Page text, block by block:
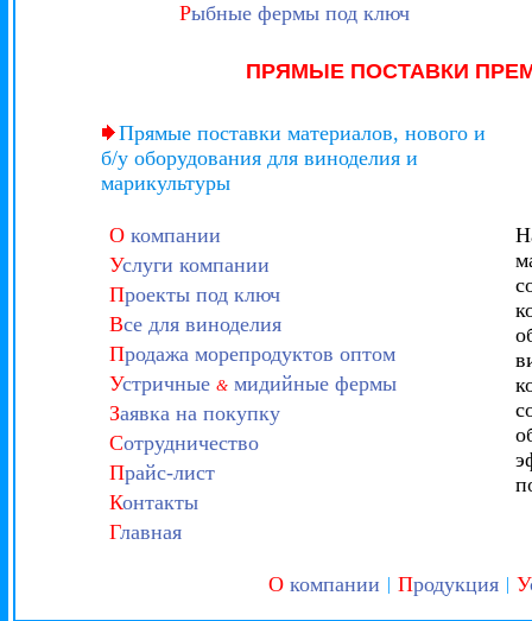
Рыбные фермы под ключ
ПРЯМЫЕ ПОСТАВКИ
Прямые поставки материалов, нового и
б/у оборудования для виноделия и
марикультуры
О компании
Услуги компании
Проекты под ключ
Все для виноделия
Продажа морепродуктов оптом
Устричные & мидийные фермы
Заявка на покупку
Сотрудничество
Прайс-лист
Контакты
Главная
О компании | Продукция | У